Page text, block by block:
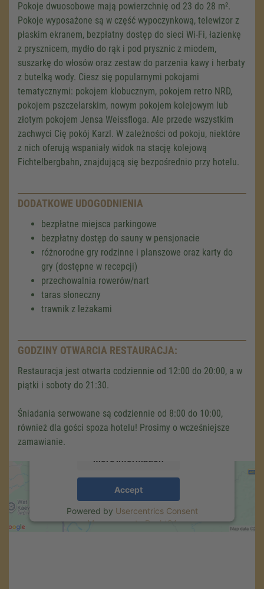
Pokoje dwuosobowe mają powierzchnię od 23 do 28 m².
Pokoje wyposażone są w część wypoczynkową, telewizor z
płaskim ekranem, bezpłatny dostęp do sieci Wi-Fi, łazienkę
z prysznicem, mydło do rąk i pod prysznic z miodem,
suszarkę do włosów oraz zestaw do parzenia kawy i herbaty
z butelką wody. Ciesz się popularnymi pokojami
tematycznymi: pokojem klobucznym, pokojem retro NRD,
pokojem pszczelarskim, nowym pokojem kolejowym lub
złotym pokojem Jensa Weissfloga. Ale przede wszystkim
zachwyci Cię pokój Karzl. W zależności od pokoju, niektóre
z nich oferują wspaniały widok na stację kolejową
Fichtelbergbahn, znajdującą się bezpośrednio przy hotelu.
DODATKOWE UDOGODNIENIA
bezpłatne miejsca parkingowe
bezpłatny dostęp do sauny w pensjonacie
różnorodne gry rodzinne i planszowe oraz karty do
gry (dostępne w recepcji)
przechowalnia rowerów/nart
taras słoneczny
trawnik z leżakami
GODZINY OTWARCIA RESTAURACJA:
Restauracja jest otwarta codziennie od 12:00 do 20:00, a w
piątki i soboty do 21:30.
Śniadania serwowane są codziennie od 8:00 do 10:00,
również dla gości spoza hotelu! Prosimy o wcześniejsze
zamawianie.
We need your consent to load the
Google Maps service!
We use a third party service to embed map
activity. Please review the details and accept
the service to see this map.
Accept
Powered by Usercentrics Consent
Management.eRecht24